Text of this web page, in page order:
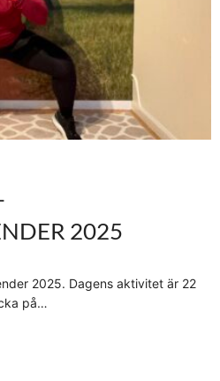
2025
2025. Dagens aktivitet är 22
på…